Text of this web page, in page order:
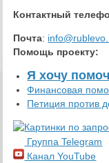
Контактный
Почта:
Помощь проекту:
Я хочу
Финансовая
Петиция против
Группа Telegram
Канал YouTube